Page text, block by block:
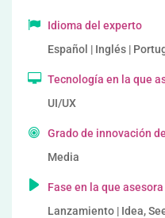
Idioma del experto
Español | Inglés |
Tecnología en la que
UI/UX
Grado de innovación
Media
Fase en la que asesora
Lanzamiento | Idea,